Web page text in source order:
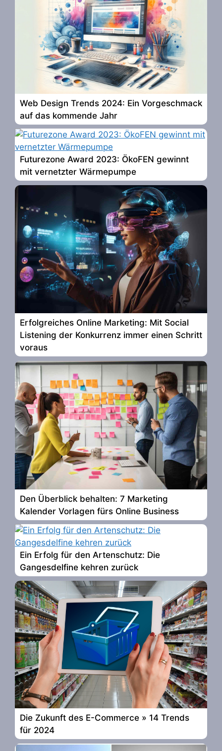
Web Design Trends 2024: Ein Vorgeschmack
auf das kommende Jahr
Futurezone Award 2023: ÖkoFEN gewinnt
mit vernetzter Wärmepumpe
Erfolgreiches Online Marketing: Mit Social
Listening der Konkurrenz immer einen Schritt
voraus
Den Überblick behalten: 7 Marketing
Kalender Vorlagen fürs Online Business
Ein Erfolg für den Artenschutz: Die
Gangesdelfine kehren zurück
Die Zukunft des E-Commerce » 14 Trends
für 2024